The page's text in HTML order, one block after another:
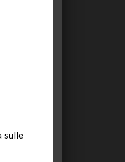
sulle